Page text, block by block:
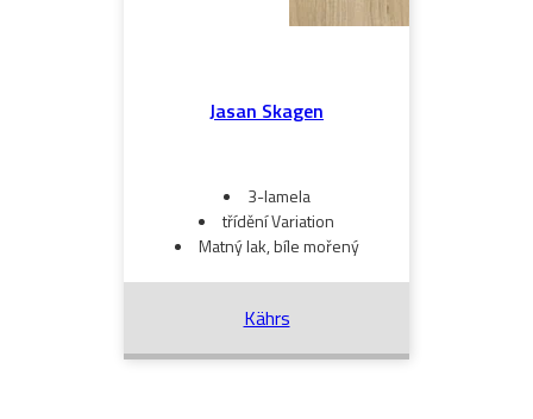
Jasan Skagen
3-lamela
třídění Variation
Matný lak, bíle mořený
Kährs